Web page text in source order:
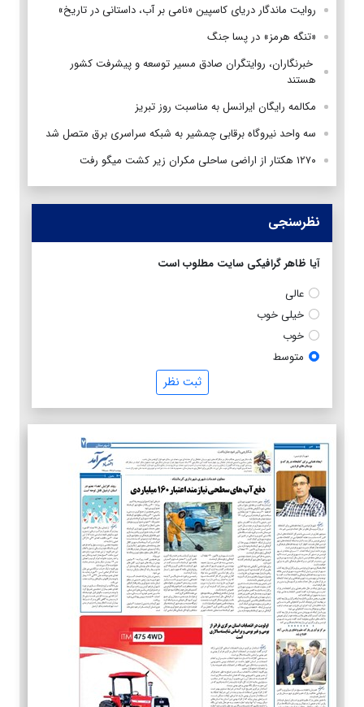
روایت ماندگار دریای کاسپین «نامی بر آب، داستانی در تاریخ»
«تنگه هرمز» در پسا جنگ
‌ خبرنگاران، روایتگران صادق مسیر توسعه و پیشرفت کشور
هستند
مکالمه رایگان ایرانسل به مناسبت روز تبریز
سه واحد نیروگاه برقابی چمشیر به شبکه سراسری برق متصل شد
۱۲۷۰ هکتار از اراضی ساحلی مکران زیر کشت میگو رفت
نظرسنجی
آیا ظاهر گرافیکی سایت مطلوب است
عالی
خیلی خوب
خوب
متوسط
ثبت نظر